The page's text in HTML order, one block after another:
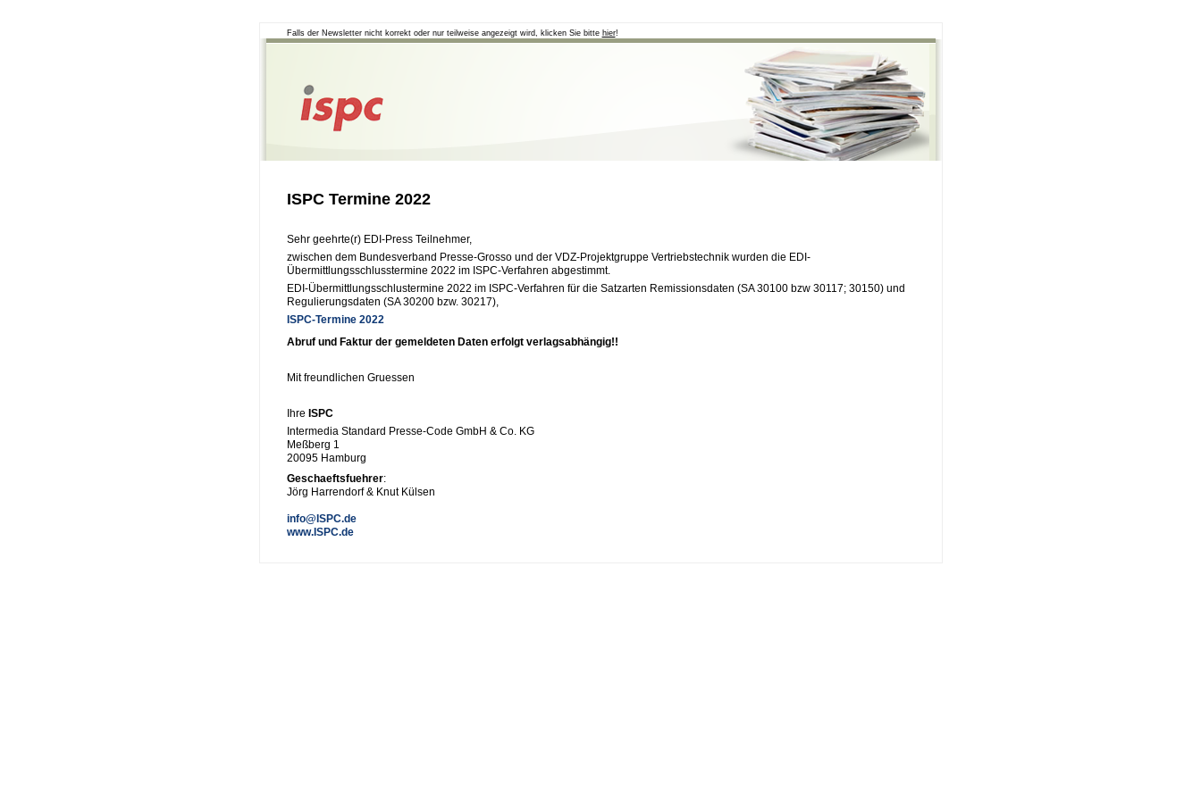
Falls der Newsletter nicht korrekt oder nur teilweise angezeigt wird, klicken Sie bitte hier!
ISPC Termine 2022
Sehr geehrte(r) EDI-Press Teilnehmer,
zwischen dem Bundesverband Presse-Grosso und der VDZ-Projektgruppe Vertriebstechnik wurden die EDI-
Übermittlungsschlusstermine 2022 im ISPC-Verfahren abgestimmt.
EDI-Übermittlungsschlustermine 2022 im ISPC-Verfahren für die Satzarten Remissionsdaten (SA 30100 bzw 30117; 30150) und
Regulierungsdaten (SA 30200 bzw. 30217),
ISPC-Termine 2022
Abruf und Faktur der gemeldeten Daten erfolgt verlagsabhängig!!
Mit freundlichen Gruessen
Ihre ISPC
Intermedia Standard Presse-Code GmbH & Co. KG
Meßberg 1
20095 Hamburg
Geschaeftsfuehrer:
Jörg Harrendorf & Knut Külsen
info@ISPC.de
www.ISPC.de